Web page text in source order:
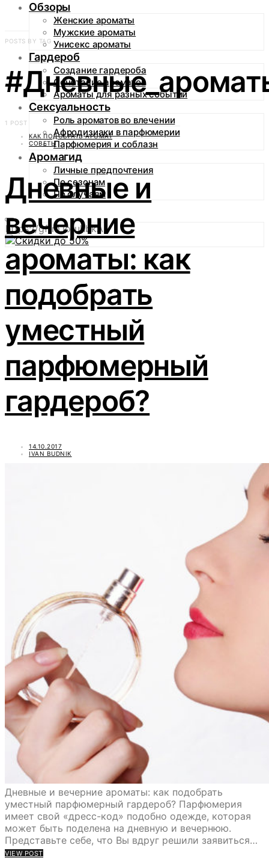
Обзоры
Женские ароматы
Мужские ароматы
Унисекс ароматы
Гардероб
Создание гардероба
Сочетание ароматов
Ароматы для разных событий
Сексуальность
Роль ароматов во влечении
Афродизиаки в парфюмерии
Парфюмерия и соблазн
Аромагид
Личные предпочтения
По сезонам
По случаям
https://gftm.io/uhbkA
POSTS BY TAG
1 POST
КАК ПОДОБРАТЬ АРОМАТ
СОВЕТЫ
Дневные и
вечерние
ароматы: как
подобрать
уместный
парфюмерный
гардероб?
14.10.2017
IVAN BUDNIK
Дневные и вечерние ароматы: как подобрать
уместный парфюмерный гардероб? Парфюмерия
имеет свой «дресс-код» подобно одежде, которая
может быть поделена на дневную и вечернюю.
Представьте себе, что Вы вдруг решили заявиться…
VIEW POST